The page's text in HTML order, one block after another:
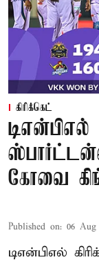
கிரிக்கெட்
டிஎன்பிஎல்
கோவை
Published on: 06 Aug
டிஎன்பிஎல்